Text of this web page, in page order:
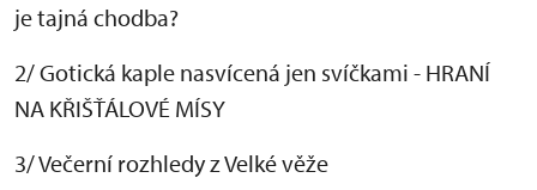
je tajná chodba?
2/ Gotická kaple nasvícená jen svíčkami - HRANÍ
NA KŘIŠŤÁLOVÉ MÍSY
3/ Večerní rozhledy z Velké věže